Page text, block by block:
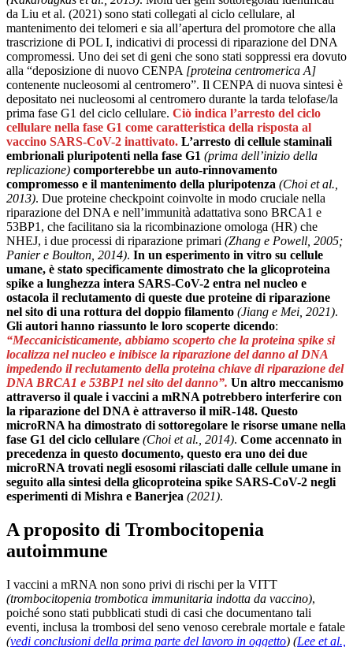
da Liu et al. (2021) sono stati collegati al ciclo cellulare, al
mantenimento dei telomeri e sia all’apertura del promotore che alla
trascrizione di POL I, indicativi di processi di riparazione del DNA
compromessi. Uno dei set di geni che sono stati soppressi era dovuto
alla “deposizione di nuovo CENPA [proteina centromerica A]
contenente nucleosomi al centromero”. Il CENPA di nuova sintesi è
depositato nei nucleosomi al centromero durante la tarda telofase/la
prima fase G1 del ciclo cellulare. Ciò indica l’arresto del ciclo
cellulare nella fase G1 come caratteristica della risposta al
vaccino SARS-CoV-2 inattivato. L’arresto di cellule staminali
embrionali pluripotenti nella fase G1 (prima dell’inizio della
replicazione) comporterebbe un auto-rinnovamento
compromesso e il mantenimento della pluripotenza (Choi et al.,
2013). Due proteine ​​checkpoint coinvolte in modo cruciale nella
riparazione del DNA e nell’immunità adattativa sono BRCA1 e
53BP1, che facilitano sia la ricombinazione omologa (HR) che
NHEJ, i due processi di riparazione primari (Zhang e Powell, 2005;
Panier e Boulton, 2014). In un esperimento in vitro su cellule
umane, è stato specificamente dimostrato che la glicoproteina
spike a lunghezza intera SARS-CoV-2 entra nel nucleo e
ostacola il reclutamento di queste due proteine ​​​​di riparazione
nel sito di una rottura del doppio filamento (Jiang e Mei, 2021).
Gli autori hanno riassunto le loro scoperte dicendo:
“Meccanicisticamente, abbiamo scoperto che la proteina spike si
localizza nel nucleo e inibisce la riparazione del danno al DNA
impedendo il reclutamento della proteina chiave di riparazione del
DNA BRCA1 e 53BP1 nel sito del danno”. Un altro meccanismo
attraverso il quale i vaccini a mRNA potrebbero interferire con
la riparazione del DNA è attraverso il miR-148. Questo
microRNA ha dimostrato di sottoregolare le risorse umane nella
fase G1 del ciclo cellulare (Choi et al., 2014). Come accennato in
precedenza in questo documento, questo era uno dei due
microRNA trovati negli esosomi rilasciati dalle cellule umane in
seguito alla sintesi della glicoproteina spike SARS-CoV-2 negli
esperimenti di Mishra e Banerjea (2021).
A proposito di Trombocitopenia
autoimmune
I vaccini a mRNA non sono privi di rischi per la VITT
(trombocitopenia trombotica immunitaria indotta da vaccino),
poiché sono stati pubblicati studi di casi che documentano tali
eventi, inclusa la trombosi del seno venoso cerebrale mortale e fatale
(vedi conclusioni della prima parte del lavoro in oggetto) (Lee et al.,